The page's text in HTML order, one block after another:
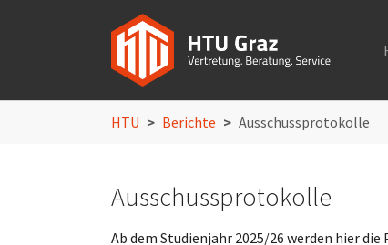
HTU Berichte Ausschussprotokolle
Ausschussprotokolle
Ab dem Studienjahr 2025/26 werden hier